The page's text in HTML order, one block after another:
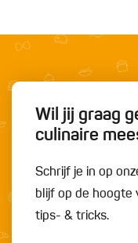
Wil jij graag
culinaire
Schrijf je in op
blijf op de hoogte
tips- & tricks.